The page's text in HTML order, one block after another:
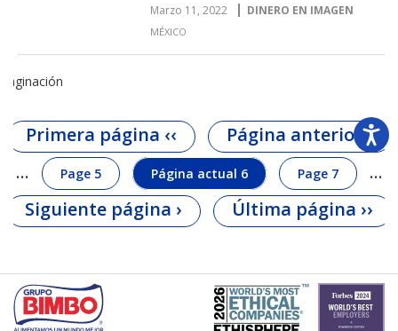
Marzo 11, 2022 DINERO EN IMAGEN
MÉXICO
Paginación
Primera página ‹‹ Página anterior ‹
…
Page 5 Página actual 6 Page 7
…
Siguiente página › Última página ››